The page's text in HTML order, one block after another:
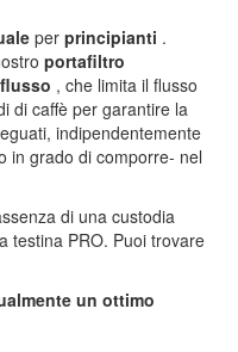
per principianti .
portafiltro
, che limita il flusso
di caffè per garantire la
indipendentemente
in grado di comporre- nel
di una custodia
testina PRO. Puoi trovare
un ottimo